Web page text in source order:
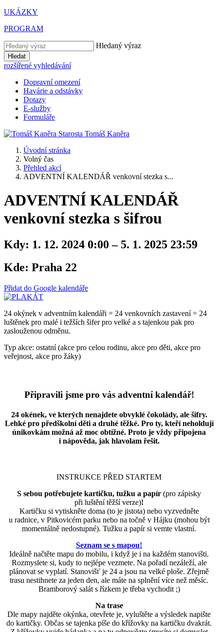
UKÁZKY
PROGRAM
Hledaný výraz
Hledat
rozšířené vyhledávání
Dopravní omezení
Havárie a odstávky
Dotazy
E-služby
Formuláře
Starosta Tomáš Kaněra
Úvodní stránka
Volný čas
Přehled akcí
ADVENTNÍ KALENDÁŘ venkovní stezka s...
ADVENTNÍ KALENDÁŘ
venkovní stezka s šifrou
Kdy: 1. 12. 2024 0:00 – 5. 1. 2025 23:59
Kde: Praha 22
Přidat do Google kalendáře
24 okýnek v adventním kalendáři = 24 venkovních zastavení = 24
luštěnek pro malé i težších šifer pro velké a s tajenkou pak pro
zaslouženou odměnu.
Typ akce: ostatní (akce pro celou rodinu, akce pro děti, akce pro
veřejnost, akce pro žáky)
Připravili jsme pro vás adventní kalendář!
24 okének, ve kterých nenajdete obvyklé čokolády, ale šifry.
Lehké pro předškolní děti a druhé těžké. Pro ty, kteří neholdují
únikovkám možná až moc obtížné. Proto je vždy připojena
i nápověda, jak hlavolam řešit.
INSTRUKCE PŘED STARTEM
S sebou potřebujete kartičku, tužku a papír (pro zápisky
při luštění těžší verze)!
Kartičku si vytiskněte doma (to je jistota) nebo vyzvedněte
u radnice, v Pitkovicém parku nebo na točně v Hájku (mohou být
momentálně nedostupné). Tužku a papír si vemte vlastní.
Seznam se s mapou!
Ideálně načtěte mapu do mobilu, i když je i na každém stanovišti.
Rozmyslete si, kudy to nejlépe vezmete. Na pořadí nezáleží, ale
plánovat se vyplatí. Stanovišť je 24 a jsou na velké ploše. Zřejmě
trasu nestihnete za jeden den, ale máte na splnění více než měsíc.
Bramborový salát s řízkem je třeba vychodit ;)
Na trase
Dle mapy najděte okýnka, otevřete je, vyluštěte a výsledek napište
do kartičky. Občas se tajenka píše do křížovky na kartičku dvakrát.